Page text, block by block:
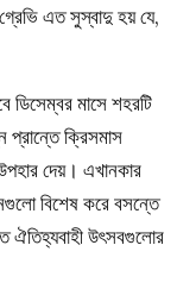
এত সুস্বাদু হয় যে,
ডিসেম্বর মাসে শহরটি
প্রান্তে ক্রিসমাস
উপহার দেয়। এখানকার
বিশেষ করে বসন্তে
ঐতিহ্যবাহী উৎসবগুলোর